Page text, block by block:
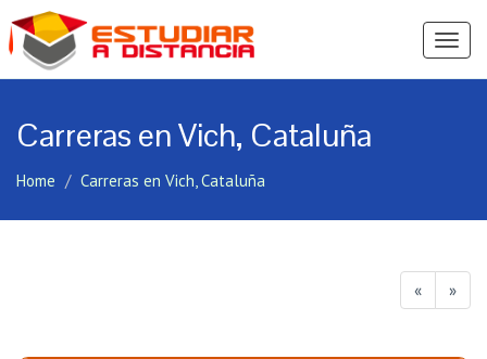
Ver
Carreras en Vich, Cataluña
Home Carreras en Vich, Cataluña
« »